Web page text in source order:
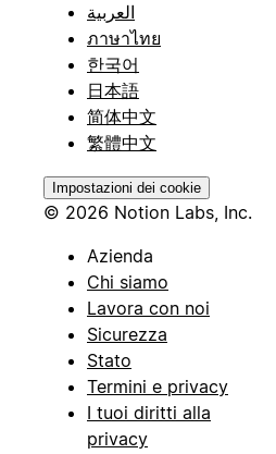
العربية
ภาษาไทย
한국어
日本語
简体中文
繁體中文
Impostazioni dei cookie
© 2026 Notion Labs, Inc.
Azienda
Chi siamo
Lavora con noi
Sicurezza
Stato
Termini e privacy
I tuoi diritti alla
privacy